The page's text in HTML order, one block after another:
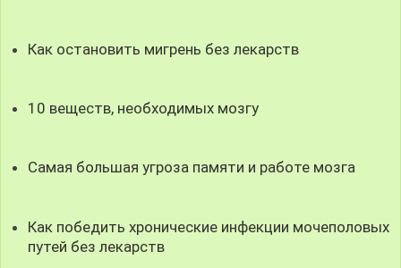
Как остановить мигрень без лекарств
10 веществ, необходимых мозгу
Самая большая угроза памяти и работе мозга
Как победить хронические инфекции мочеполовых
путей без лекарств